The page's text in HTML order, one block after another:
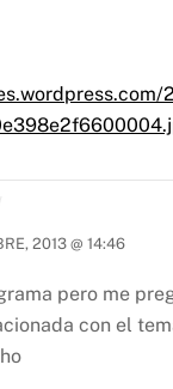
2013 @ 14:46
pero me
con el